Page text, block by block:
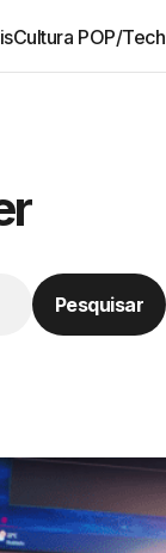
Cultura POP/Tech
Pesquisar